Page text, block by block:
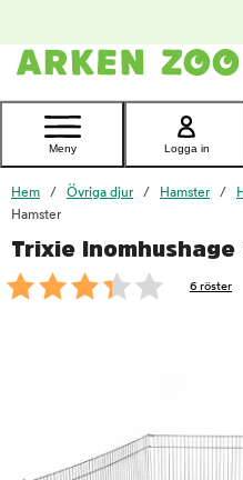
Kontakta
Meny Logga in
Hem Övriga djur Hamster
Hamster
Trixie
6 röster
foo